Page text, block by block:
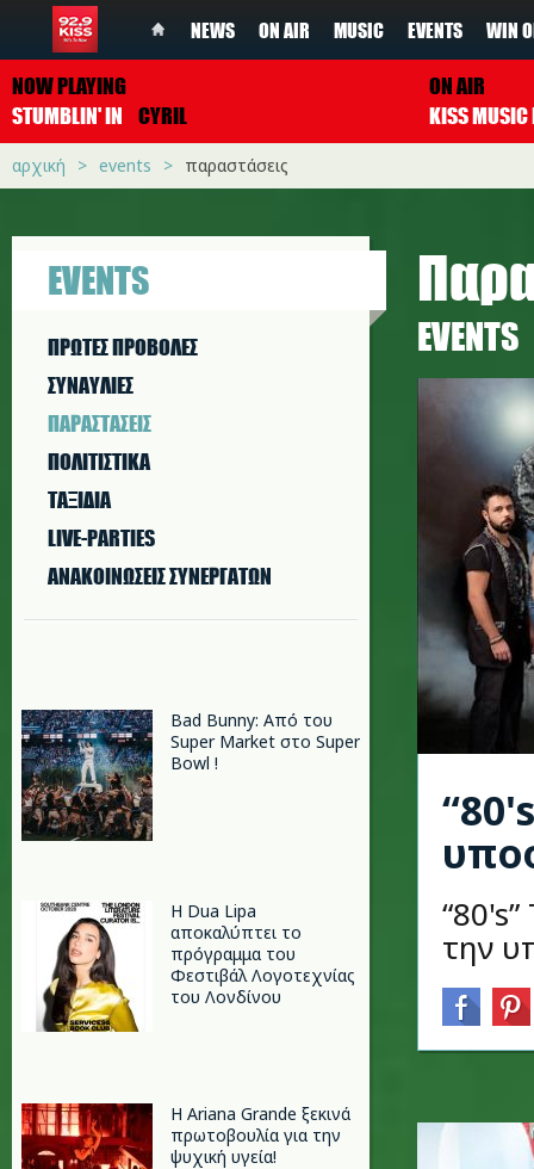
NEWS ON AIR MUSIC EVENTS WIN
NOW PLAYING
STUMBLIN' IN
CYRIL
ON AIR
αρχική events παραστάσεις
EVENTS
ΠΡΩΤΕΣ ΠΡΟΒΟΛΕΣ
ΣΥΝΑΥΛΙΕΣ
ΠΑΡΑΣΤAΣΕΙΣ
ΠΟΛΙΤΙΣΤΙΚA
ΤΑΞΙΔΙΑ
LIVE-PARTIES
ΑΝΑΚΟΙΝΩΣΕΙΣ ΣΥΝΕΡΓΑΤΩΝ
Bad Bunny: Από του
Super Market στο Super
Bowl !
Η Dua Lipa
αποκαλύπτει το
πρόγραμμα του
Φεστιβάλ Λογοτεχνίας
του Λονδίνου
Η Ariana Grande ξεκινά
πρωτοβουλία για την
ψυχική υγεία!
EVENTS
την